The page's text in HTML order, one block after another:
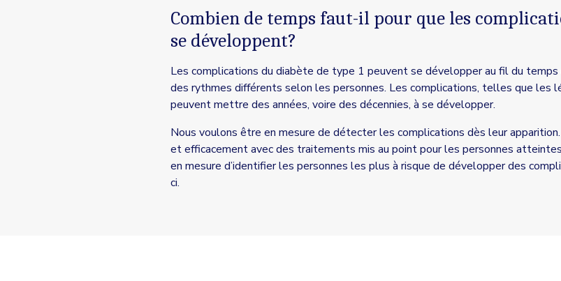
Combien de temps faut-il pour que les
se développent?
Les complications du diabète de type 1 peuvent se développer au fil du
des rythmes différents selon les personnes. Les complications, telles que les
peuvent mettre des années, voire des décennies, à se développer.
Nous voulons être en mesure de détecter les complications dès leur
et efficacement avec des traitements mis au point pour les personnes
en mesure d’identifier les personnes les plus à risque de développer des
ci.